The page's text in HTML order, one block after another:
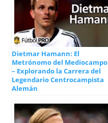
Dietmar Hamann: El
Metrónomo del Mediocampo
– Explorando la Carrera del
Legendario Centrocampista
Alemán